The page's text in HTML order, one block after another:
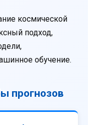
космической
подход,
обучение.
прогнозов